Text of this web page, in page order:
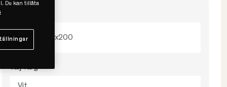
105x200
Välj färg
Du kan tillåta